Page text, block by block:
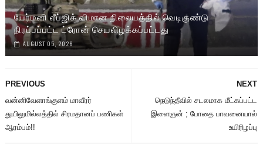
யேர்மனி லீப்ஜிக் விமான நிலையத்தில் வெடிகுண்டு
நிரப்பப்பட்ட ட்ரோன் செயலிழக்கப்பட்டது
AUGUST 05, 2026
NEXT
நெடுந்தீவில் சடலமாக மீட்கப்பட்ட
இளைஞன் ; போதை பாவனையால்
உயிரிழப்பு
PREVIOUS
வன்னிவேளாங்குளம் மாவீரர்
துயிலுமில்லத்தில் சிரமதானப் பணிகள்
ஆரம்பம்!!